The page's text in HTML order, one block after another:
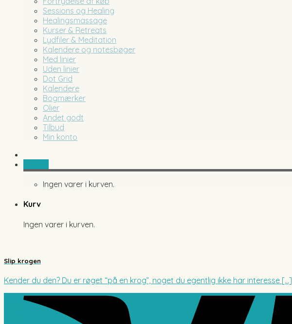
Sessions og Healing
Healingsmassage
Kurser & Retreats
Lydfiler & Meditation
Kalendere og notesbøger
Med linier
Uden linier
Dot Grid
Kalendere
Bogmærker
Olier
Andet godt
Tilbud
Min konto
Ingen varer i kurven.
Kurv
Ingen varer i kurven.
Slip krogen
Kender du den? Du er røget “på en krog”, noget du egentlig ikke har interesse [...]